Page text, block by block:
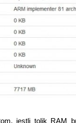
jestli tolik RAM